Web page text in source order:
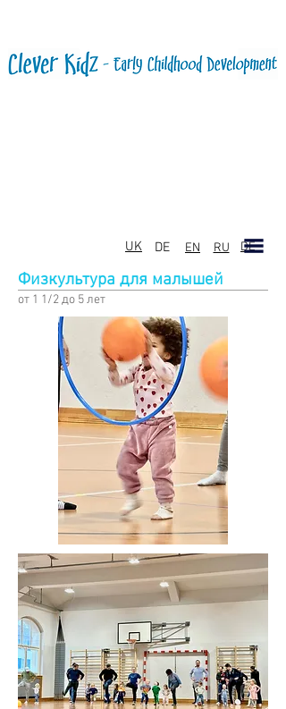
UK DE EN RU DE
Физкультура для малышей
от 1 1/2 до 5 лет